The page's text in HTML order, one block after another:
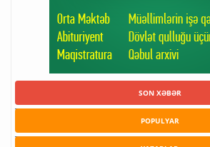
SON XƏBƏR
POPULYAR